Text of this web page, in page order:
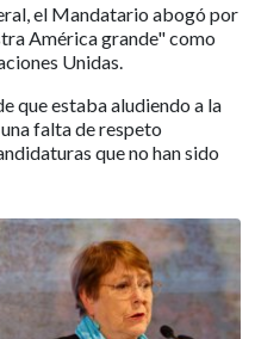
el Mandatario abogó por
América grande" como
Unidas.
que estaba aludiendo a la
falta de respeto
que no han sido